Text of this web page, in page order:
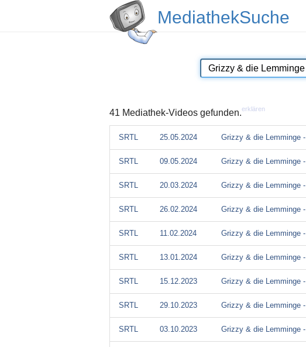
MediathekSuche
41 Mediathek-Videos gefunden.erklären
SRTL 25.05.2024 Grizzy & die Lemminge -
SRTL 09.05.2024 Grizzy & die Lemminge -
SRTL 20.03.2024 Grizzy & die Lemminge -
SRTL 26.02.2024 Grizzy & die Lemminge -
SRTL 11.02.2024 Grizzy & die Lemminge -
SRTL 13.01.2024 Grizzy & die Lemminge -
SRTL 15.12.2023 Grizzy & die Lemminge -
SRTL 29.10.2023 Grizzy & die Lemminge -
SRTL 03.10.2023 Grizzy & die Lemminge -